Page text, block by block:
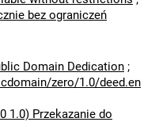
bez ograniczeń
Domain Dedication ;
zero/1.0/deed.en
1.0) Przekazanie do